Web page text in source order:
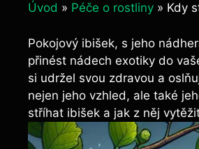
Úvod » Péče o rostliny » Kdy
Pokojový ibišek, s jeho
přinést nádech exotiky do
si udržel svou zdravou a
nejen jeho vzhled, ale také
stříhat ibišek a jak z něj